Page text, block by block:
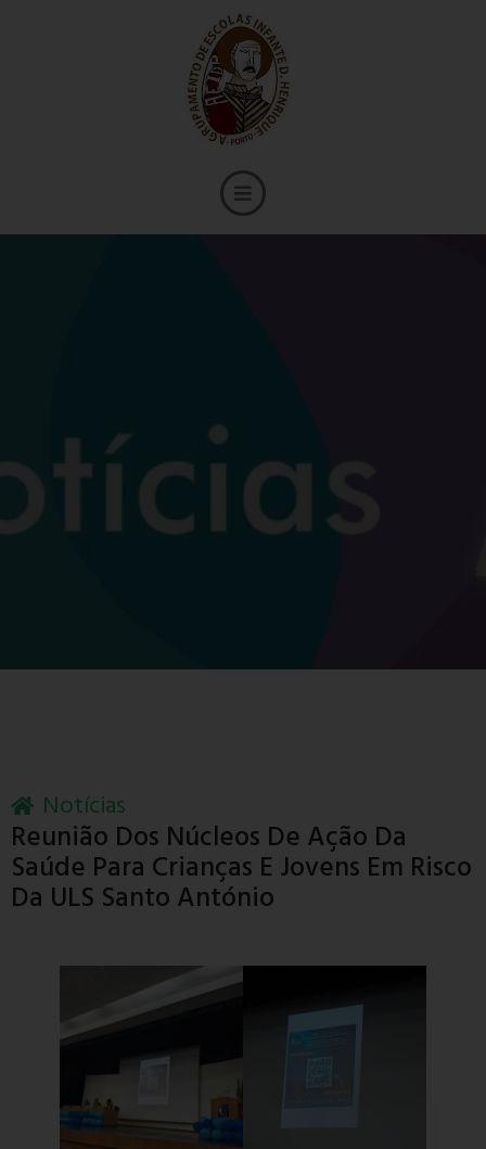
Notícias
Reunião Dos Núcleos De Ação Da
Saúde Para Crianças E Jovens Em Risco
Da ULS Santo António